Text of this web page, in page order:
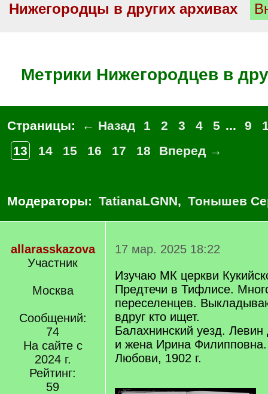
Нижегородцы в других архивах
Метрики Нижегородцев в
Страницы: ← Назад 1 2 3 4 5 ... 9
13
14 15 16 17 18 Вперед →
Модераторы: TatianaLGNN, Тонышев
allarasskazova
Участник
Москва
Сообщений:
74
На сайте с
2024 г.
Рейтинг:
59
17 мар. 2025 18:22
Изучаю МК церкви
Предтечи в Тифлисе.
переселенцев.
вдруг кто ищет.
Балахнинский уезд.
и жена Ирина
Любови, 1902 г.